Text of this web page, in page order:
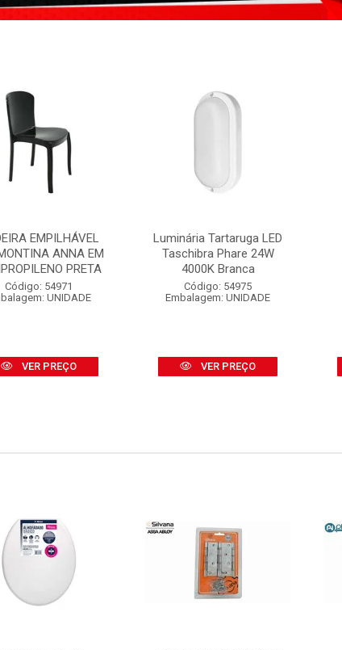
EMPILHÁVEL
ANNA EM
PRETA
Código: 54971
UNIDADE
VER PREÇO
Luminária Tartaruga LED
Taschibra Phare 24W
4000K Branca
Código: 54975
Embalagem: UNIDADE
VER PREÇO